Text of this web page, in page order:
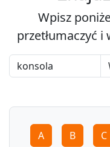
Wpisz
przetłumaczyć i
A B C